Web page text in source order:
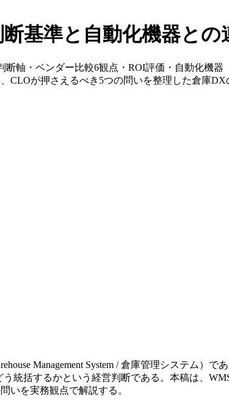
基準と自動化機器との
軸・ベンダー比較6観点・ROI評価・自動化機
が押さえるべき5つの問いを整理した倉庫DX
Management System / 倉庫管理システム）
統括するかという経営判断である。本稿は、
いを実務観点で解説する。